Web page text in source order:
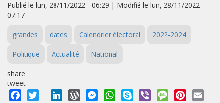
Publié le lun, 28/11/2022 - 06:29 | Modifié le lun, 28/11/2022 -
07:17
grandes dates Calendrier électoral 2022-2024
Politique Actualité National
share
tweet
Facebook
Twitter LinkedInWordPressMessengerWhatsApp
Skype Viber MessagePinterest